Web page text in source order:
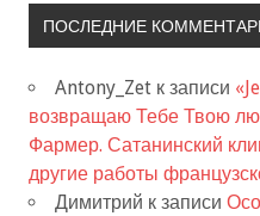
ПОСЛЕДНИЕ
Antony_Zet к записи
возвращаю Тебе Твою
Фармер. Сатанинский
другие работы
Димитрий к записи